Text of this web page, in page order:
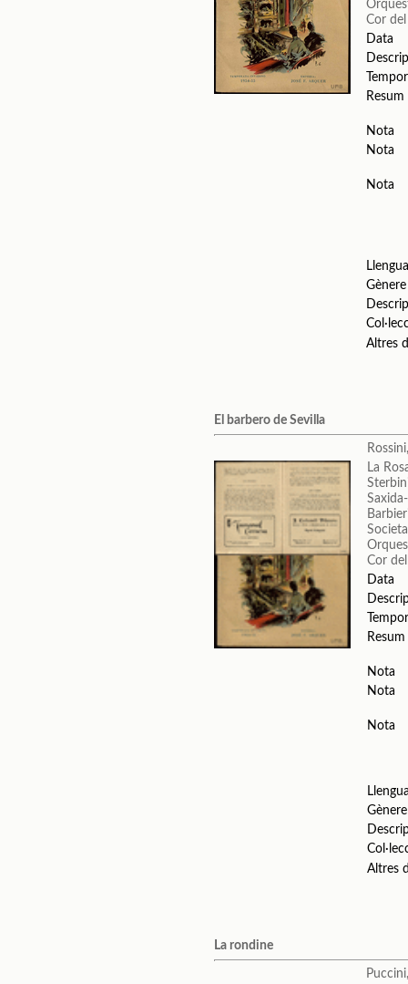
Cor
Data
Resum
Nota
Nota
Nota
Gènere
Altres
El barbero de Sevilla
La
Cor
Data
Resum
Nota
Nota
Nota
Gènere
Altres
La rondine